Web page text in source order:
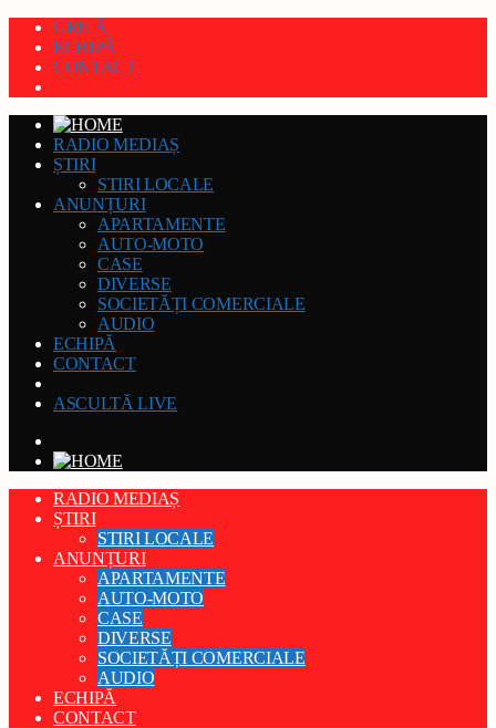
GRILĂ
ECHIPĂ
CONTACT
RADIO MEDIAȘ
ȘTIRI
STIRI LOCALE
ANUNȚURI
APARTAMENTE
AUTO-MOTO
CASE
DIVERSE
SOCIETĂȚI COMERCIALE
AUDIO
ECHIPĂ
CONTACT
ASCULTĂ LIVE
RADIO MEDIAȘ
ȘTIRI
STIRI LOCALE
ANUNȚURI
APARTAMENTE
AUTO-MOTO
CASE
DIVERSE
SOCIETĂȚI COMERCIALE
AUDIO
ECHIPĂ
CONTACT